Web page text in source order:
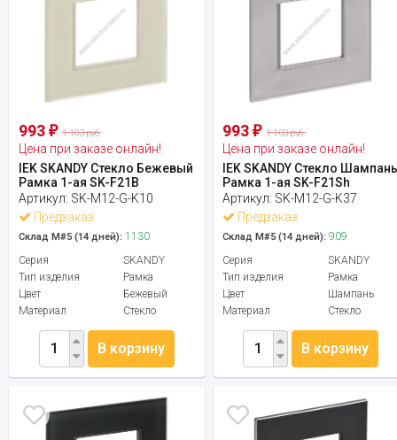
993 ₽ 1 103 руб.
Цена при заказе онлайн!
IEK SKANDY Стекло Бежевый
Рамка 1-ая SK-F21B
Артикул: SK-M12-G-K10
Предзаказ
Склад М#5 (14 дней): 1130
Серия
SKANDY
Тип изделия
Рамка
Цвет
Бежевый
Материал
Стекло
В корзину
993₽ 1 103 руб.
Цена при заказе онлайн!
IEK SKANDY Стекло
Рамка 1-ая SK-F21Sh
Артикул: SK-M12-G-K37
Предзаказ
Склад М#5 (14 дней): 909
Серия
SKANDY
Тип изделия
Рамка
Цвет
Шампань
Материал
Стекло
В корзину